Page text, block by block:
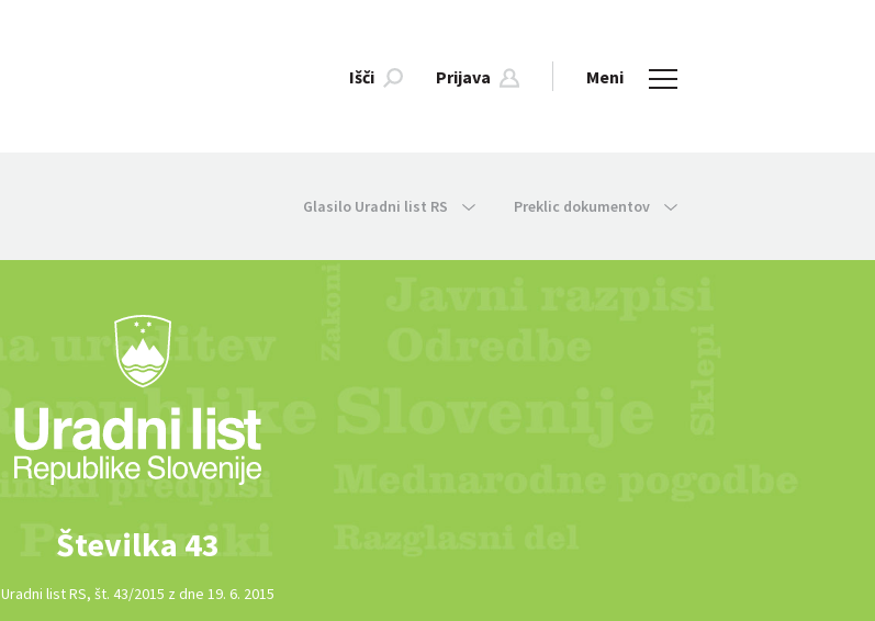
Išči Prijava Meni
Glasilo Uradni list RS Preklic dokumentov
Številka 43
Uradni list RS, št. 43/2015 z dne 19. 6. 2015